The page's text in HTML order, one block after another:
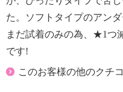
・Ｌ：Ａ７５ Ｂ７５
８０ Ｃ８０
・ＬＬ：Ｂ８０ Ｃ
Ｃ８５
・３Ｌ：Ｃ８５ Ｄ８
た。ソフトタイプのアンダ
まだ試着のみの為、★1つ
です!
このお客様の他のクチ